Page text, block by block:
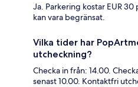
Ja. Parkering kostar EUR
kan vara begränsat.
Vilka tider har
utcheckning?
Checka in från: 14.00.
senast 10.00. Kontaktfri